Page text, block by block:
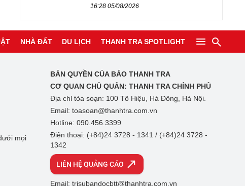
16:28 05/08/2026
NHÀ ĐẤT DU LỊCH THANH TRA SPOTLIGHT
mọi
BẢN QUYỀN CỦA BÁO THANH TRA
CƠ QUAN CHỦ QUẢN: THANH TRA CHÍNH PHỦ
Địa chỉ tòa soạn: 100 Tô Hiệu, Hà Đông, Hà Nội.
Email: toasoan@thanhtra.com.vn
Hotline: 090.456.3399
Điện thoại: (+84)24 3728 - 1341 / (+84)24 3728 -
1342
LIÊN HỆ QUẢNG CÁO
Email: trisubandocbtt@thanhtra.com.vn